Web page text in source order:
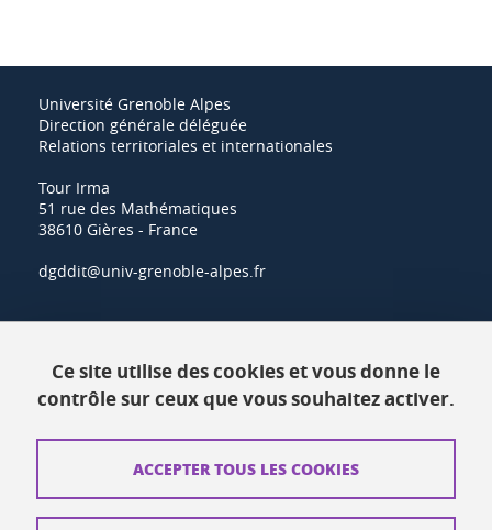
Université Grenoble Alpes
Direction générale déléguée
Relations territoriales et internationales
Tour Irma
51 rue des Mathématiques
38610 Gières - France
dgddit@univ-grenoble-alpes.fr
Ressources
Contacts
Plans d'accès
Mentions légales
Ce site utilise des cookies et vous donne le
contrôle sur ceux que vous souhaitez activer.
ACCEPTER TOUS LES COOKIES